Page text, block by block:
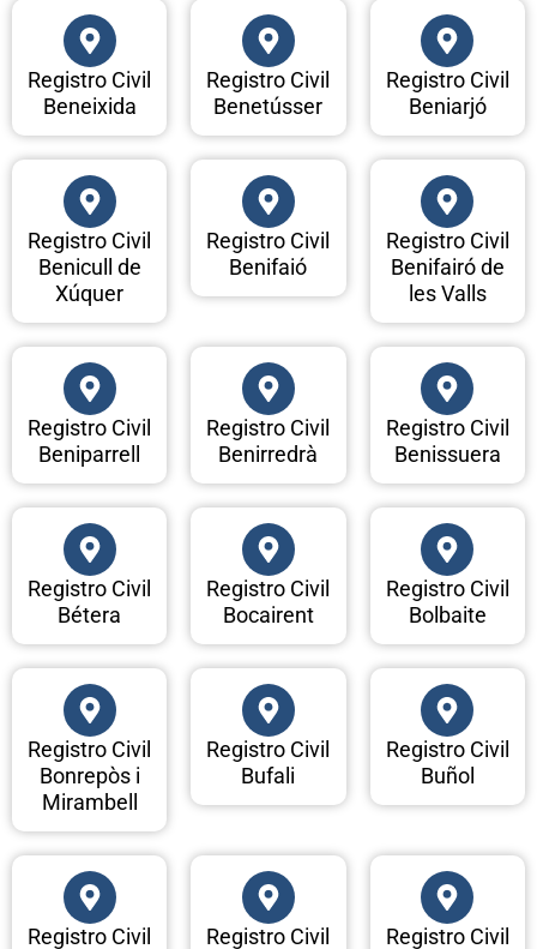
Registro Civil
Beneixida
Registro Civil
Benetússer
Registro Civil
Beniarjó
Registro Civil
Benicull de
Xúquer
Registro Civil
Benifaió
Registro Civil
Benifairó de
les Valls
Registro Civil
Beniparrell
Registro Civil
Benirredrà
Registro Civil
Benissuera
Registro Civil
Bétera
Registro Civil
Bocairent
Registro Civil
Bolbaite
Registro Civil
Bonrepòs i
Mirambell
Registro Civil
Bufali
Registro Civil
Buñol
Registro Civil
Registro Civil
Registro Civil